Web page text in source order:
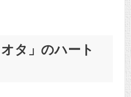
タ」のハート